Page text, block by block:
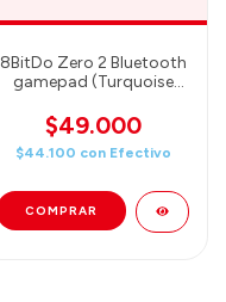
8BitDo Zero 2 Bluetooth
gamepad (Turquoise
$49.000
$44.100 con Efectivo